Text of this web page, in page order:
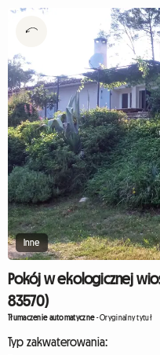
Inne
Pokój w ekologicznej
83570)
Tłumaczenie automatyczne-Oryginalny tytuł
Typ zakwaterowania: